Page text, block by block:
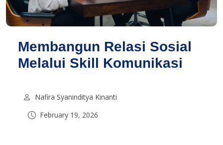
Membangun Relasi Sosial
Melalui Skill Komunikasi
Nafira Syaninditya Kinanti
February 19, 2026